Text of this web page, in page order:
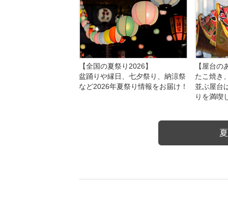
【全国の夏祭り2026】
盆踊りや縁日、七夕祭り、納涼祭
など2026年夏祭り情報をお届け！
【屋台
たこ焼き
並ぶ屋台
りを満喫